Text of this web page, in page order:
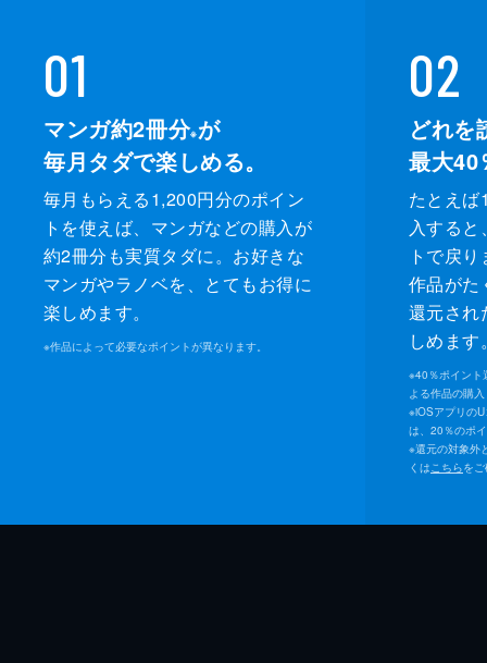
01
マンガ約2冊分※が
毎月タダで楽しめる。
毎月もらえる1,200円分のポイン
トを使えば、マンガなどの購入が
約2冊分も実質タダに。お好きな
マンガやラノベを、とてもお得に
楽しめます。
※作品によって必要なポイントが異なります。
02
どれを
最大40
たとえ
入する
トで戻
作品がた
還元され
しめます
※40％ポイント
よる作品の購
※iOSアプリの
は、20％のポ
※還元の対象外
くは こちらを